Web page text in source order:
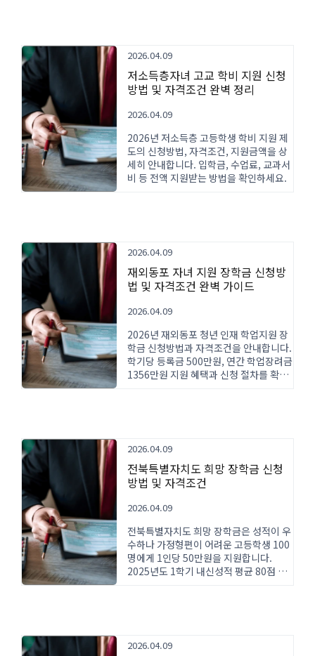
2026.04.09
저소득층자녀 고교 학비 지원 신청
방법 및 자격조건 완벽 정리
2026.04.09
2026년 저소득층 고등학생 학비 지원 제
도의 신청방법, 자격조건, 지원금액을 상
세히 안내합니다. 입학금, 수업료, 교과서
비 등 전액 지원받는 방법을 확인하세요.
2026.04.09
재외동포 자녀 지원 장학금 신청방
법 및 자격조건 완벽 가이드
2026.04.09
2026년 재외동포 청년 인재 학업지원 장
학금 신청방법과 자격조건을 안내합니다.
학기당 등록금 500만원, 연간 학업장려금
1356만원 지원 혜택과 신청 절차를 확인
2026.04.09
전북특별자치도 희망 장학금 신청
방법 및 자격조건
2026.04.09
전북특별자치도 희망 장학금은 성적이 우
수하나 가정형편이 어려운 고등학생 100
명에게 1인당 50만원을 지원합니다.
2025년도 1학기 내신성적 평균 80점 이
2026.04.09